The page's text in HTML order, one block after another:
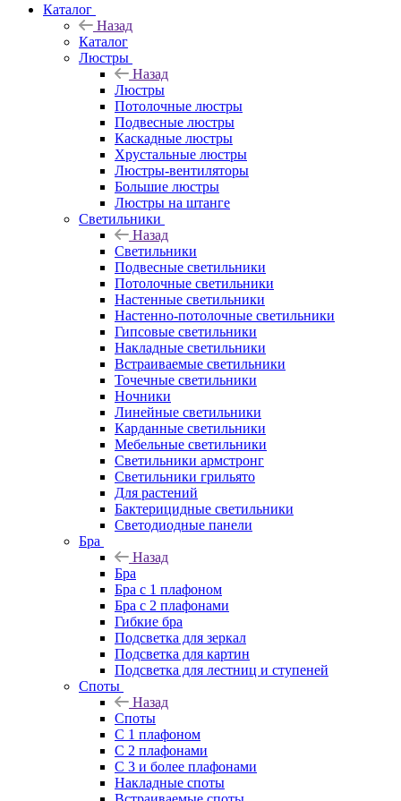
Каталог
Назад
Каталог
Люстры
Назад
Люстры
Потолочные люстры
Подвесные люстры
Каскадные люстры
Хрустальные люстры
Люстры-вентиляторы
Большие люстры
Люстры на штанге
Светильники
Назад
Светильники
Подвесные светильники
Потолочные светильники
Настенные светильники
Настенно-потолочные светильники
Гипсовые светильники
Накладные светильники
Встраиваемые светильники
Точечные светильники
Ночники
Линейные светильники
Карданные светильники
Мебельные светильники
Светильники армстронг
Светильники грильято
Для растений
Бактерицидные светильники
Светодиодные панели
Бра
Назад
Бра
Бра с 1 плафоном
Бра с 2 плафонами
Гибкие бра
Подсветка для зеркал
Подсветка для картин
Подсветка для лестниц и ступеней
Споты
Назад
Споты
С 1 плафоном
С 2 плафонами
С 3 и более плафонами
Накладные споты